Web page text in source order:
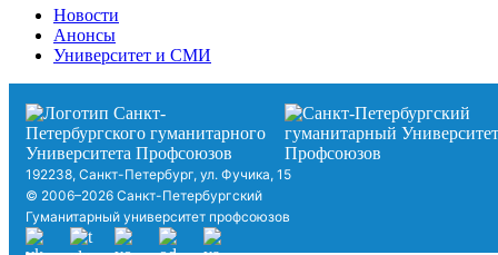
Новости
Анонсы
Университет и СМИ
192238, Санкт-Петербург, ул. Фучика, 15
© 2006–2026 Санкт-Петербургский
Гуманитарный университет профсоюзов